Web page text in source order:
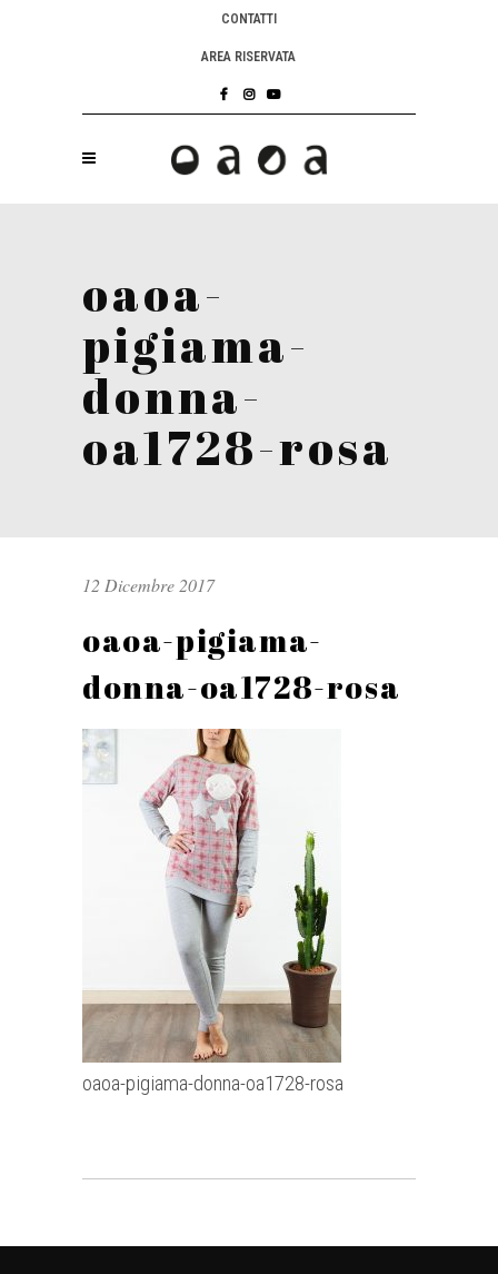
CONTATTI
AREA RISERVATA
oaoa-
pigiama-
donna-
oa1728-rosa
12 Dicembre 2017
oaoa-pigiama-
donna-oa1728-rosa
oaoa-pigiama-donna-oa1728-rosa